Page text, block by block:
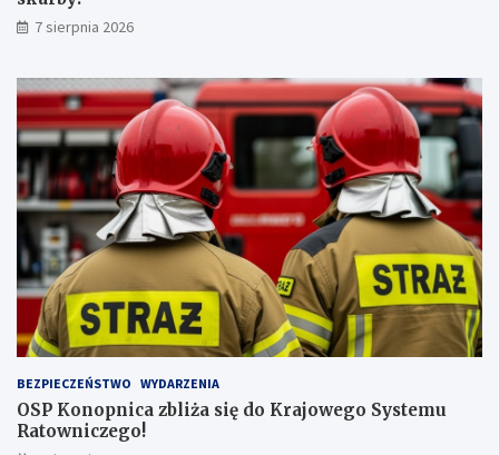
n
a
y
ż
s
z
ą
l
c
z
b
ą
a
a
ż
e
b
y 7 sierpnia 2026
BEZPIECZEŃSTWO WYDARZENIA
OSP Konopnica zbliża się do Krajowego Systemu
Ratowniczego!